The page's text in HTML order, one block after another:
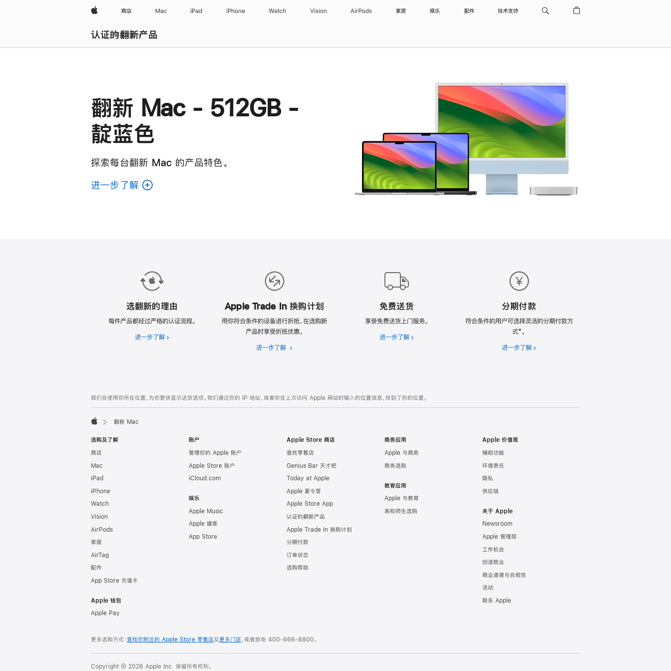
Apple 商店 Mac iPad iPhone Watch Vision AirPods 家居 娱乐 配件 技术支持
认证的翻新产品
浏览全部
翻新 Mac - 512GB -
靛蓝色
探索每台翻新 Mac 的产品特色。
进一步了解
Mac。
选翻新的理由
每件产品都经过严格的认证流程。
进一步了解选
Apple Trade In 换购计划
用你符合条件的设备进行折抵，在选购新
产品时享受折抵优惠。
进一步了解 Apple
计
划
免费送货
享受免费送货上门服务。
进一步了解免
分期付款
符合条件的用户可选择灵活的分期付款方
式*。
进一步了解分
页
脚
注
我们会使用你所在位置，为你更快显示送货选项。我们通过你的 IP 地址，或者你在上次访问 Apple 网站时输入的位置信息，找到了你的位置。
翻新 Mac
选购及了解
商店
Mac
iPad
iPhone
Watch
Vision
AirPods
家居
AirTag
配件
App Store 充值卡
Apple 钱包
Apple Pay
账户
管理你的 Apple 账户
Apple Store 账户
iCloud.com
娱乐
Apple Music
Apple 播客
App Store
Apple Store 商店
查找零售店
Genius Bar 天才吧
Today at Apple
Apple 夏令营
Apple Store App
认证的翻新产品
Apple Trade In 换购计划
分期付款
订单状态
选购帮助
商务应用
Apple 与商务
商务选购
教育应用
Apple 与教育
高校师生选购
Apple 价值观
辅助功能
环境责任
隐私
供应链
关于 Apple
Newsroom
Apple 管理层
工作机会
创造就业
商业道德与合规性
活动
联系 Apple
更多选购方式：查找你附近的 Apple Store 零售店及更多门店，或者致电 400-666-8800。
Copyright © 2026 Apple Inc. 保留所有权利。